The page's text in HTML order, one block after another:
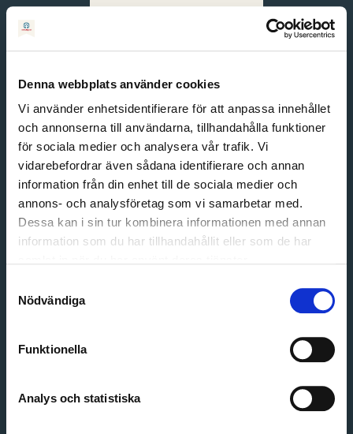
Denna webbplats använder cookies
Vi använder enhetsidentifierare för att anpassa innehållet
och annonserna till användarna, tillhandahålla funktioner
för sociala medier och analysera vår trafik. Vi
vidarebefordrar även sådana identifierare och annan
information från din enhet till de sociala medier och
annons- och analysföretag som vi samarbetar med.
Dessa kan i sin tur kombinera informationen med annan
information som du har tillhandahållit eller som de har
Nödvändiga
Funktionella
Analys och statistiska
English
Svenska
Email address
Customer service